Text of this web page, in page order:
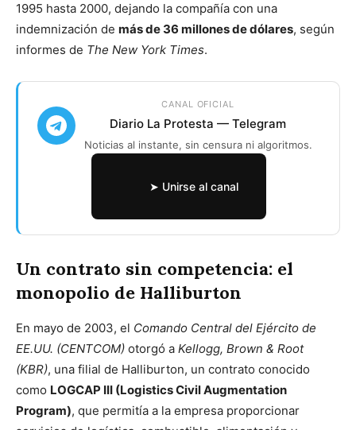
1995 hasta 2000, dejando la compañía con una
indemnización de más de 36 millones de dólares, según
informes de The New York Times.
CANAL OFICIAL
Diario La Protesta — Telegram
Noticias al instante, sin censura ni algoritmos.
➤ Unirse al canal
Un contrato sin competencia: el
monopolio de Halliburton
En mayo de 2003, el Comando Central del Ejército de
EE.UU. (CENTCOM) otorgó a Kellogg, Brown & Root
(KBR), una filial de Halliburton, un contrato conocido
como LOGCAP III (Logistics Civil Augmentation
Program), que permitía a la empresa proporcionar